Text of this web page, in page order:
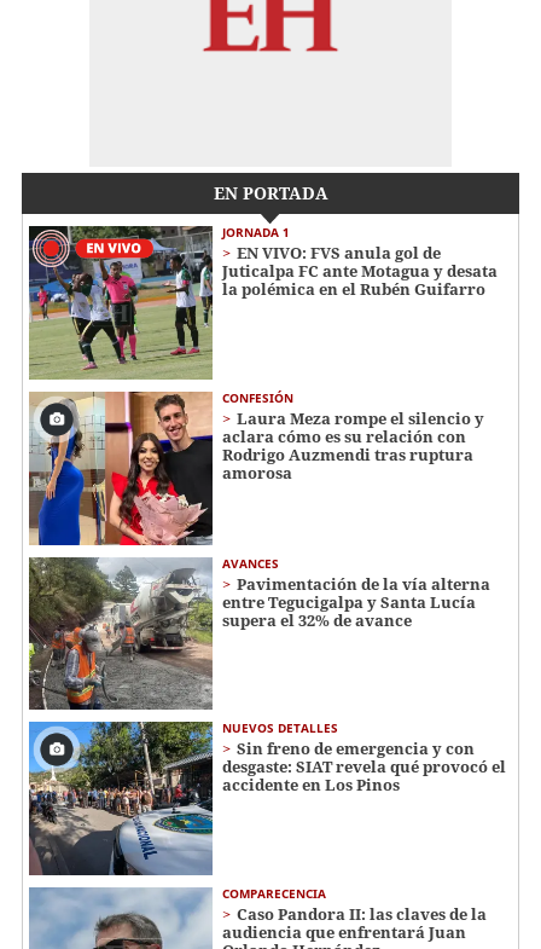
EN PORTADA
JORNADA 1
EN VIVO: FVS anula gol de
Juticalpa FC ante Motagua y desata
la polémica en el Rubén Guifarro
CONFESIÓN
Laura Meza rompe el silencio y
aclara cómo es su relación con
Rodrigo Auzmendi tras ruptura
amorosa
AVANCES
Pavimentación de la vía alterna
entre Tegucigalpa y Santa Lucía
supera el 32% de avance
NUEVOS DETALLES
Sin freno de emergencia y con
desgaste: SIAT revela qué provocó el
accidente en Los Pinos
COMPARECENCIA
Caso Pandora II: las claves de la
audiencia que enfrentará Juan